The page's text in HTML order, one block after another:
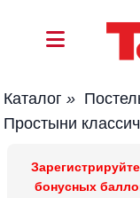
Каталог »
Простыни
бонусных